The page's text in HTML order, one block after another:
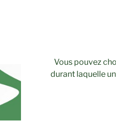
Vous pouvez
durant laquelle